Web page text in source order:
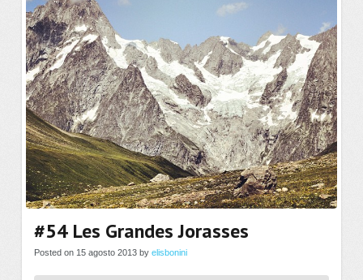
#54 Les Grandes Jorasses
Posted on 15 agosto 2013 by elisbonini